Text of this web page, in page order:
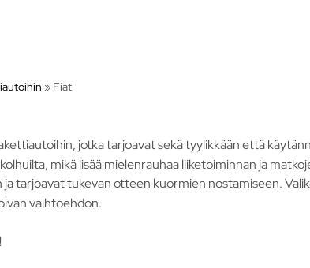
» Fiat
jotka tarjoavat sekä tyylikkään että
mikä lisää mielenrauhaa liiketoiminnan ja
tarjoavat tukevan otteen kuormien nostamiseen.
vaihtoehdon.